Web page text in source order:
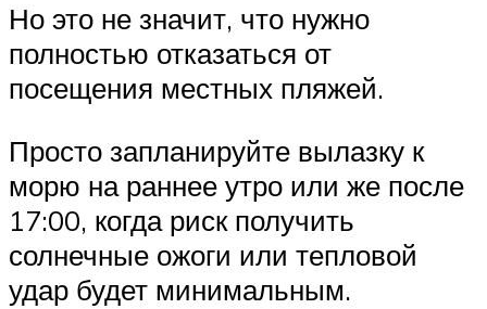
Но это не значит, что нужно
полностью отказаться от
посещения местных пляжей.
Просто запланируйте вылазку к
морю на раннее утро или же после
17:00, когда риск получить
солнечные ожоги или тепловой
удар будет минимальным.